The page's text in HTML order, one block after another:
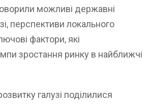
можливі державні
перспективи локального
фактори, які
зростання ринку в найближчі
галузі поділилися